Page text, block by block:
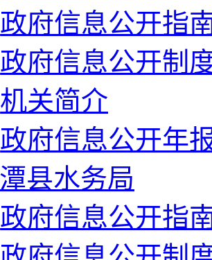
政府信息公开指
政府信息公开制
机关简介
政府信息公开年
县水务局
政府信息公开指